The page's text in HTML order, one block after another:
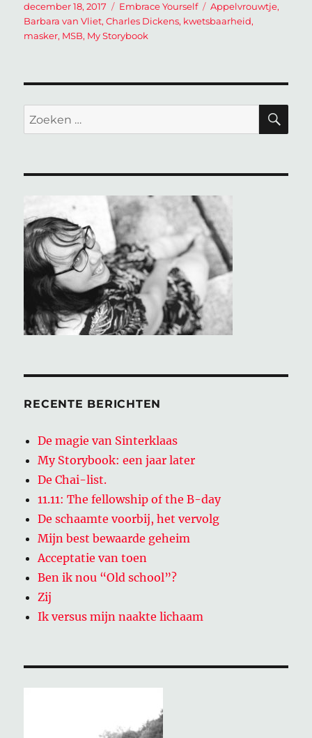
Geplaatst
op
december 18, 2017 Categorieën
Embrace Yourself Tags
Appelvrouwtje,
Barbara van Vliet,Charles Dickens, kwetsbaarheid,
masker, MSB, My Storybook
Zoeken
naar:
RECENTE BERICHTEN
De magie van Sinterklaas
My Storybook: een jaar later
De Chai-list.
11.11: The fellowship of the B-day
De schaamte voorbij, het vervolg
Mijn best bewaarde geheim
Acceptatie van toen
Ben ik nou “Old school”?
Zij
Ik versus mijn naakte lichaam